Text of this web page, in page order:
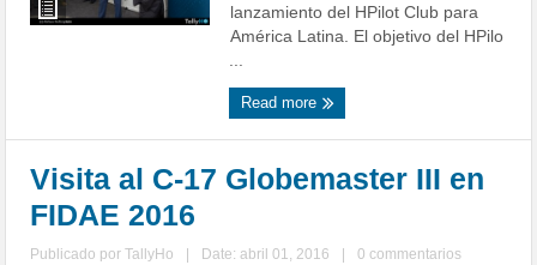
lanzamiento del HPilot Club para
América Latina. El objetivo del HPilo
...
Read more
Visita al C-17 Globemaster III en
FIDAE 2016
Publicado porTallyHo Date: abril 01, 2016
0 commentarios